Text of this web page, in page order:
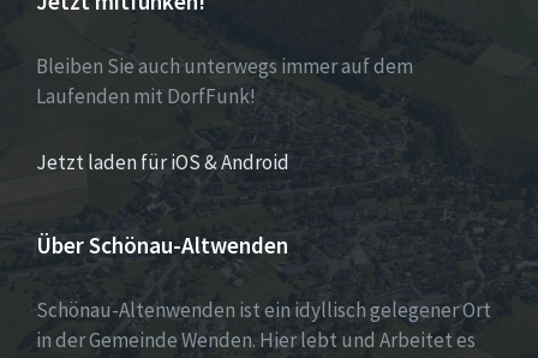
Bleiben Sie auch unterwegs immer auf dem
Laufenden mit DorfFunk!
Jetzt laden für iOS & Android
Über Schönau-Altwenden
Schönau-Altenwenden ist ein idyllisch gelegener Ort
in der Gemeinde Wenden. Hier lebt und Arbeitet es